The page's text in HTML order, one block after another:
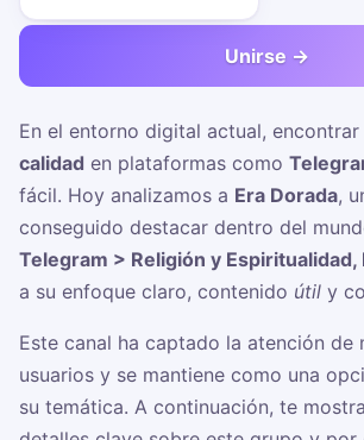
Unirse →
En el entorno digital actual, encontrar
calidad en plataformas como
fácil. Hoy analizamos a Era Dorada,
conseguido destacar dentro del
Telegram > Religión y Espiritualidad,
a su enfoque claro, contenido útil y
Este canal ha captado la atención de
usuarios y se mantiene como una
su temática. A continuación, te